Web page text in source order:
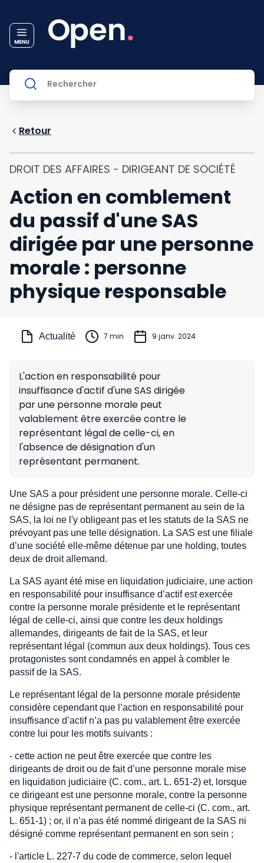
Retour
DROIT DES AFFAIRES - DIRIGEANT DE SOCIÉTÉ
Action en comblement
du passif d'une SAS
dirigée par une personne
morale : personne
physique responsable
Actualité 7 min 9 janv. 2024
L'action en responsabilité pour
insuffisance d'actif d'une SAS dirigée
par une personne morale peut
valablement être exercée contre le
représentant légal de celle-ci, en
l'absence de désignation d'un
représentant permanent.
Une SAS a pour président une personne morale. Celle-ci
ne désigne pas de représentant permanent au sein de la
SAS, la loi ne l'y obligeant pas et les statuts de la SAS ne
prévoyant pas une telle désignation. La SAS est une filiale
d’une société elle-même détenue par une holding, toutes
deux de droit allemand.
La SAS ayant été mise en liquidation judiciaire, une action
en responsabilité pour insuffisance d’actif est exercée
contre la personne morale présidente et le représentant
légal de celle-ci, ainsi que contre les deux holdings
allemandes, dirigeants de fait de la SAS, et leur
représentant légal (commun aux deux holdings). Tous ces
protagonistes sont condamnés en appel à combler le
passif de la SAS.
Le représentant légal de la personne morale présidente
considère cependant que l’action en responsabilité pour
insuffisance d’actif n’a pas pu valablement être exercée
contre lui pour les motifs suivants :
- cette action ne peut être exercée que contre les
dirigeants de droit ou de fait d’une personne morale mise
en liquidation judiciaire (C. com., art. L. 651-2) et, lorsque
ce dirigeant est une personne morale, contre la personne
physique représentant permanent de celle-ci (C. com., art.
L. 651-1) ; or, il n’a pas été nommé dirigeant de la SAS ni
désigné comme représentant permanent en son sein ;
- l'article L. 227-7 du code de commerce, selon lequel